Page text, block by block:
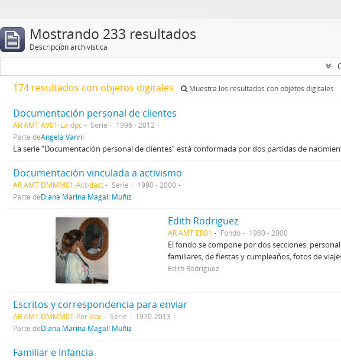
Mostrando 233 resultados
Descripción archivística
174 resultados con objetos digitales Muestra los resultados con objetos digitales
Documentación personal de clientes
AR AMT AV01-La-dpc Serie
1996 - 2012
Parte deÁngela Vanni
La serie “Documentación personal de clientes” está conformada por dos partidas de
Documentación vinculada a activismo
AR AMT DMMM01-Act-dact Serie
1990 - 2000
Parte deDiana Marina Magalí Muñíz
Edith Rodriguez
AR AMT ER01 Fondo 1980 - 2000
El fondo se compone por dos secciones:
familiares, de fiestas y cumpleaños, fotos de
Edith Rodriguez
Escritos y correspondencia para enviar
AR AMT DMMM01-Per-ece Serie
1970-2013
Parte deDiana Marina Magalí Muñíz
Familiar e Infancia